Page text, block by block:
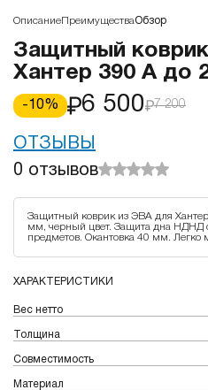
ОписаниеПреимуществаОбзор
Защитный
Хантер 390 А до
-10% 6 500 7 200
ОТЗЫВЫ
0 отзывов
Защитный коврик из ЭВА для
мм, черный цвет. Защита дна НДНД
предметов. Окантовка 40 мм. Легко
ХАРАКТЕРИСТИКИ
Вес нетто
Толщина
Совместимость
Материал